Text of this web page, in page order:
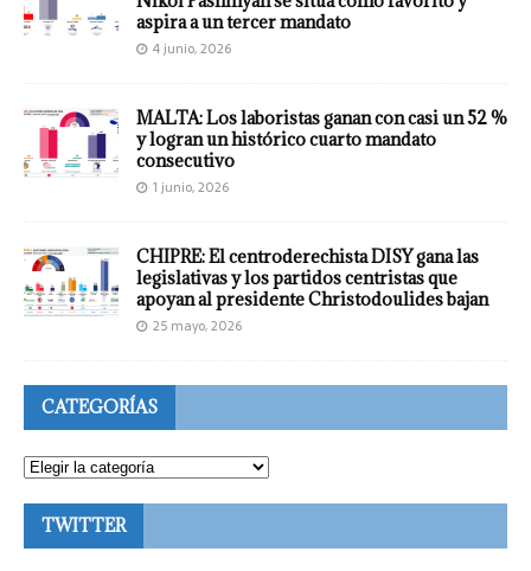
aspira a un tercer mandato
4 junio, 2026
MALTA: Los laboristas ganan con casi un 52 %
y logran un histórico cuarto mandato
consecutivo
1 junio, 2026
CHIPRE: El centroderechista DISY gana las
legislativas y los partidos centristas que
apoyan al presidente Christodoulides bajan
25 mayo, 2026
CATEGORÍAS
TWITTER